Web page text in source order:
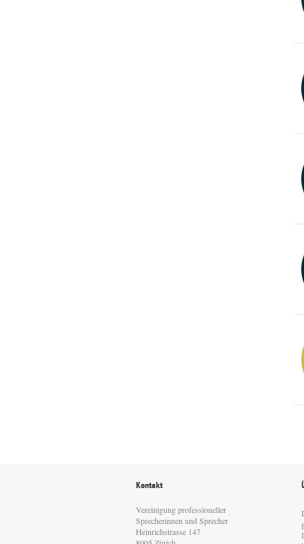
Kontakt
Vereinigung professioneller
Sprecherinnen und Sprecher
Heinrichstrasse 147